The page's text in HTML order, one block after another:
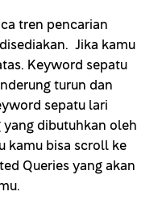
tren pencarian
Jika kamu
Keyword sepatu
turun dan
sepatu lari
yang dibutuhkan oleh
kamu bisa scroll ke
Queries yang akan